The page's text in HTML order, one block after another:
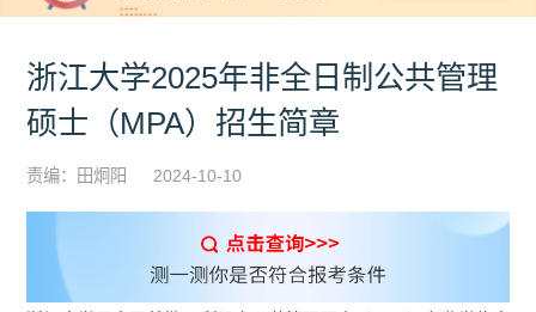
浙江大学2025年非全日制公共管理
硕士（MPA）招生简章
责编：田炯阳 2024-10-10